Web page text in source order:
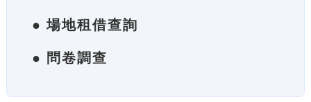
● 場地租借查詢
● 問卷調查